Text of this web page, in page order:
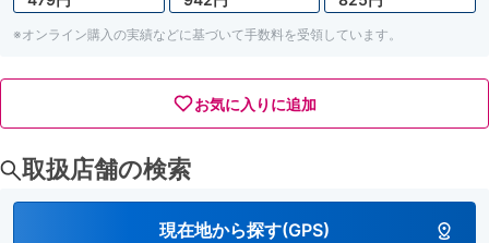
※オンライン購入の実績などに基づいて手数料を受領しています。
お気に入りに追加
取扱店舗の検索
現在地から探す(GPS)